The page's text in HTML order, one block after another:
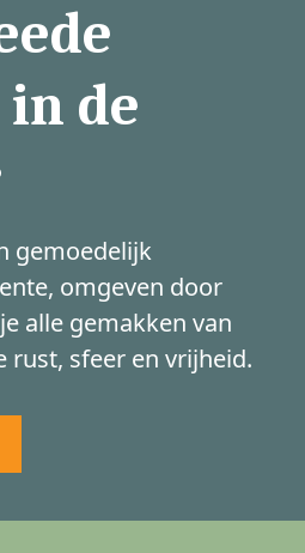
de
gemoedelijk
omgeven door
alle gemakken van
rust, sfeer en vrijheid.